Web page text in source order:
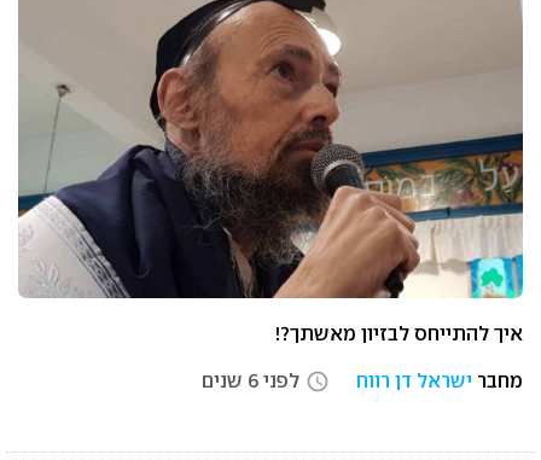
איך להתייחס לבזיון מאשתך?!
מחבר ישראל דן רווח access_time לפני 6 שנים